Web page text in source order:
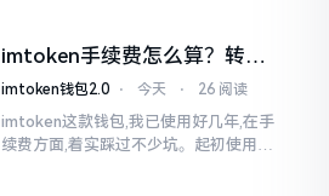
率出现的一点点波动
imtoken手续费怎么算？转账
和交易所差别大了
imtoken钱包2.0 ⋅ 今天 ⋅ 26 阅读
imtoken这款钱包,我已使用好几年,在手
续费方面,着实踩过不少坑。起初使用时,